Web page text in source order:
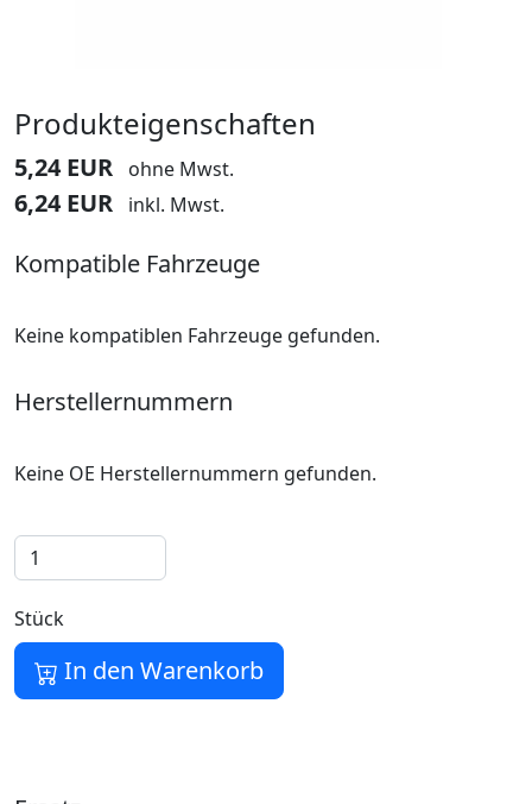
Produkteigenschaften
5,24 EUR ohne Mwst.
6,24 EUR inkl. Mwst.
Kompatible Fahrzeuge
Keine kompatiblen Fahrzeuge gefunden.
Herstellernummern
Keine OE Herstellernummern gefunden.
Stück
In den Warenkorb